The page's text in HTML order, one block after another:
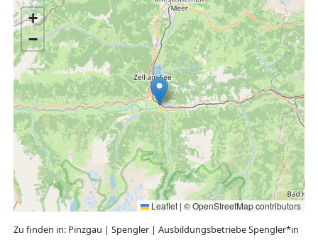
+
−
Leaflet | ©OpenStreetMapcontributors
Zu finden in: Pinzgau | Spengler | Ausbildungsbetriebe Spengler*in